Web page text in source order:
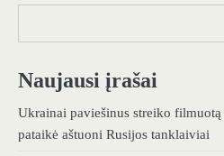
Naujausi įrašai
Ukrainai paviešinus streiko
pataikė aštuoni Rusijos tanklaiviai